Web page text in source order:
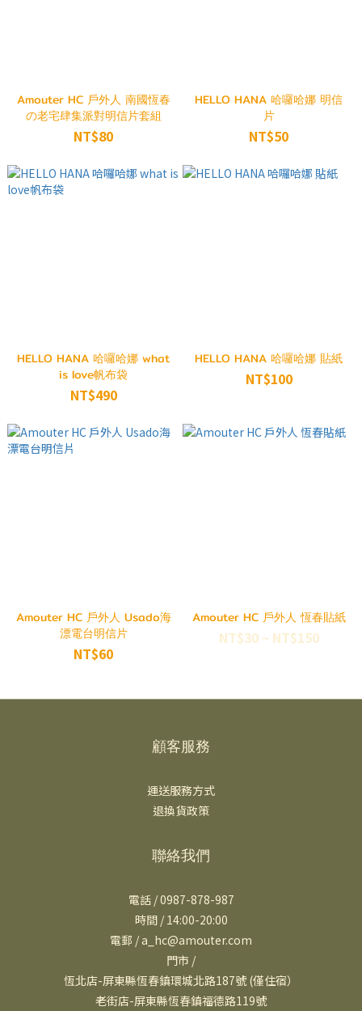
Amouter HC 戶外人 南國恆春
の老宅肆集派對明信片套組
NT$80
HELLO HANA 哈囉哈娜 明信
片
NT$50
HELLO HANA 哈囉哈娜 what
is love帆布袋
NT$490
HELLO HANA 哈囉哈娜 貼紙
NT$100
Amouter HC 戶外人 Usado海
漂電台明信片
NT$60
Amouter HC 戶外人 恆春貼紙
NT$30 ~ NT$150
顧客服務
運送服務方式
退換貨政策
聯絡我們
電話 / 0987-878-987
時間 / 14:00-20:00
電郵 / a_hc@amouter.com
門市 /
恆北店-屏東縣恆春鎮環城北路187號 (僅住宿）
老街店-屏東縣恆春鎮福德路119號